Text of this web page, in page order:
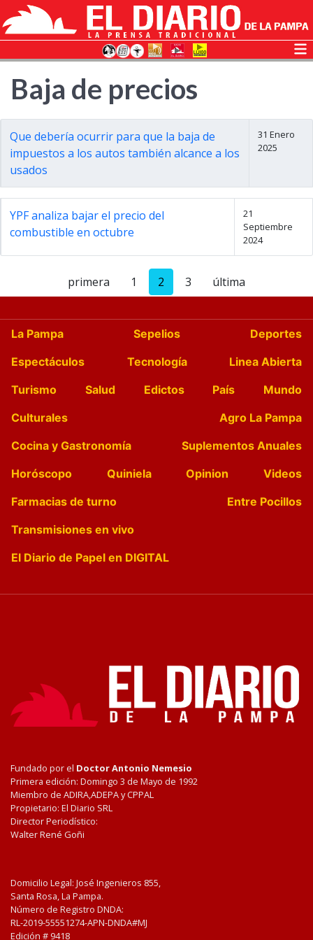
Baja de precios
Que debería ocurrir para que la baja de
impuestos a los autos también alcance a los
usados
31 Enero
2025
YPF analiza bajar el precio del
combustible en octubre
21
Septiembre
2024
primera 1 2 3 última
La Pampa Sepelios
Deportes
Espectáculos
Tecnología
Linea Abierta
Turismo
Salud Edictos País
Mundo
Culturales
Agro La Pampa
Cocina y Gastronomía
Suplementos Anuales
Horóscopo
Quiniela Opinion
Videos
Farmacias de turno
Entre Pocillos
Transmisiones en vivo
El Diario de Papel en DIGITAL
Fundado por el Doctor Antonio Nemesio
Primera edición: Domingo 3 de Mayo de 1992
Miembro de ADIRA,ADEPA y CPPAL
Propietario: El Diario SRL
Director Periodístico:
Walter René Goñi
Domicilio Legal: José Ingenieros 855,
Santa Rosa, La Pampa.
Número de Registro DNDA:
RL-2019-55551274-APN-DNDA#MJ
Edición # 9418